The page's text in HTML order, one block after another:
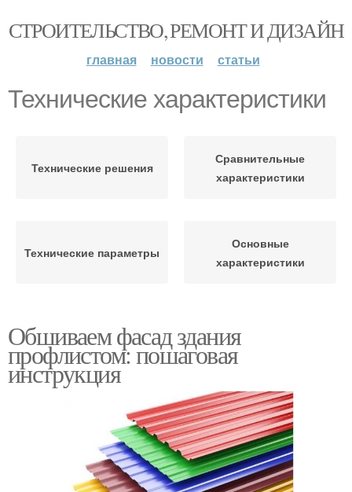
СТРОИТЕЛЬСТВО, РЕМОНТ И ДИЗАЙН
главная новости статьи
Технические характеристики
Технические решения
Сравнительные
характеристики
Технические параметры
Основные
характеристики
Обшиваем фасад здания
профлистом: пошаговая
инструкция